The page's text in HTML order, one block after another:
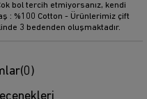
bol tercih etmiyorsanız, kendi
: %100 Cotton - Ürünlerimiz çift
3 bedenden oluşmaktadır.
(0)